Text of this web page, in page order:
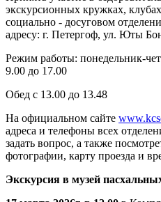
экскурсионных кружках,
социально - досуговом
адресу: г. Петергоф, ул. Юты
Режим работы: понедельник-
9.00 до 17.00
Обед с 13.00 до 13.48
На официальном сайте
адреса и телефоны всех
задать вопрос, а также
фотографии, карту проезда и
Экскурсия в музей